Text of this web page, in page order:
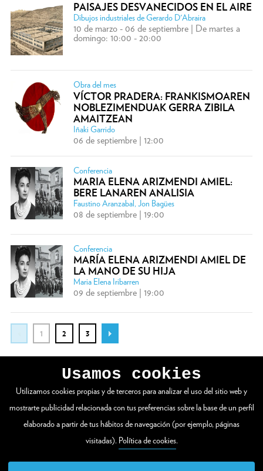
PAISAJES DESVANECIDOS EN EL AIRE
Dibujos industriales de Gerardo D'Abraira
10 de marzo - 06 de septiembre | De martes a
domingo: 10:00 - 20:00
Obra del mes
VÍCTOR PRADERA: FRANKISMOAREN
NOBLEZIMENDUAK GERRA ZIBILA
AMAITZEAN
Iñaki Garrido
06 de septiembre | 12:00
Conferencia
MARIA ELENA ARIZMENDI AMIEL:
BERE LANAREN ANALISIA
Faustino Aranzabal, Jon Bagües
08 de septiembre | 19:00
Conferencia
MARÍA ELENA ARIZMENDI AMIEL DE
LA MANO DE SU HIJA
Maria Elena Iribarren
09 de septiembre | 19:00
1 2 3
VER WEB COMPLETA
20003 Donostia / San Sebastián
Usamos cookies
Utilizamos cookies propias y de terceros para analizar el uso del sitio web y
mostrarte publicidad relacionada con tus preferencias sobre la base de un perfil
elaborado a partir de tus hábitos de navegación (por ejemplo, páginas
visitadas). Política de cookies.